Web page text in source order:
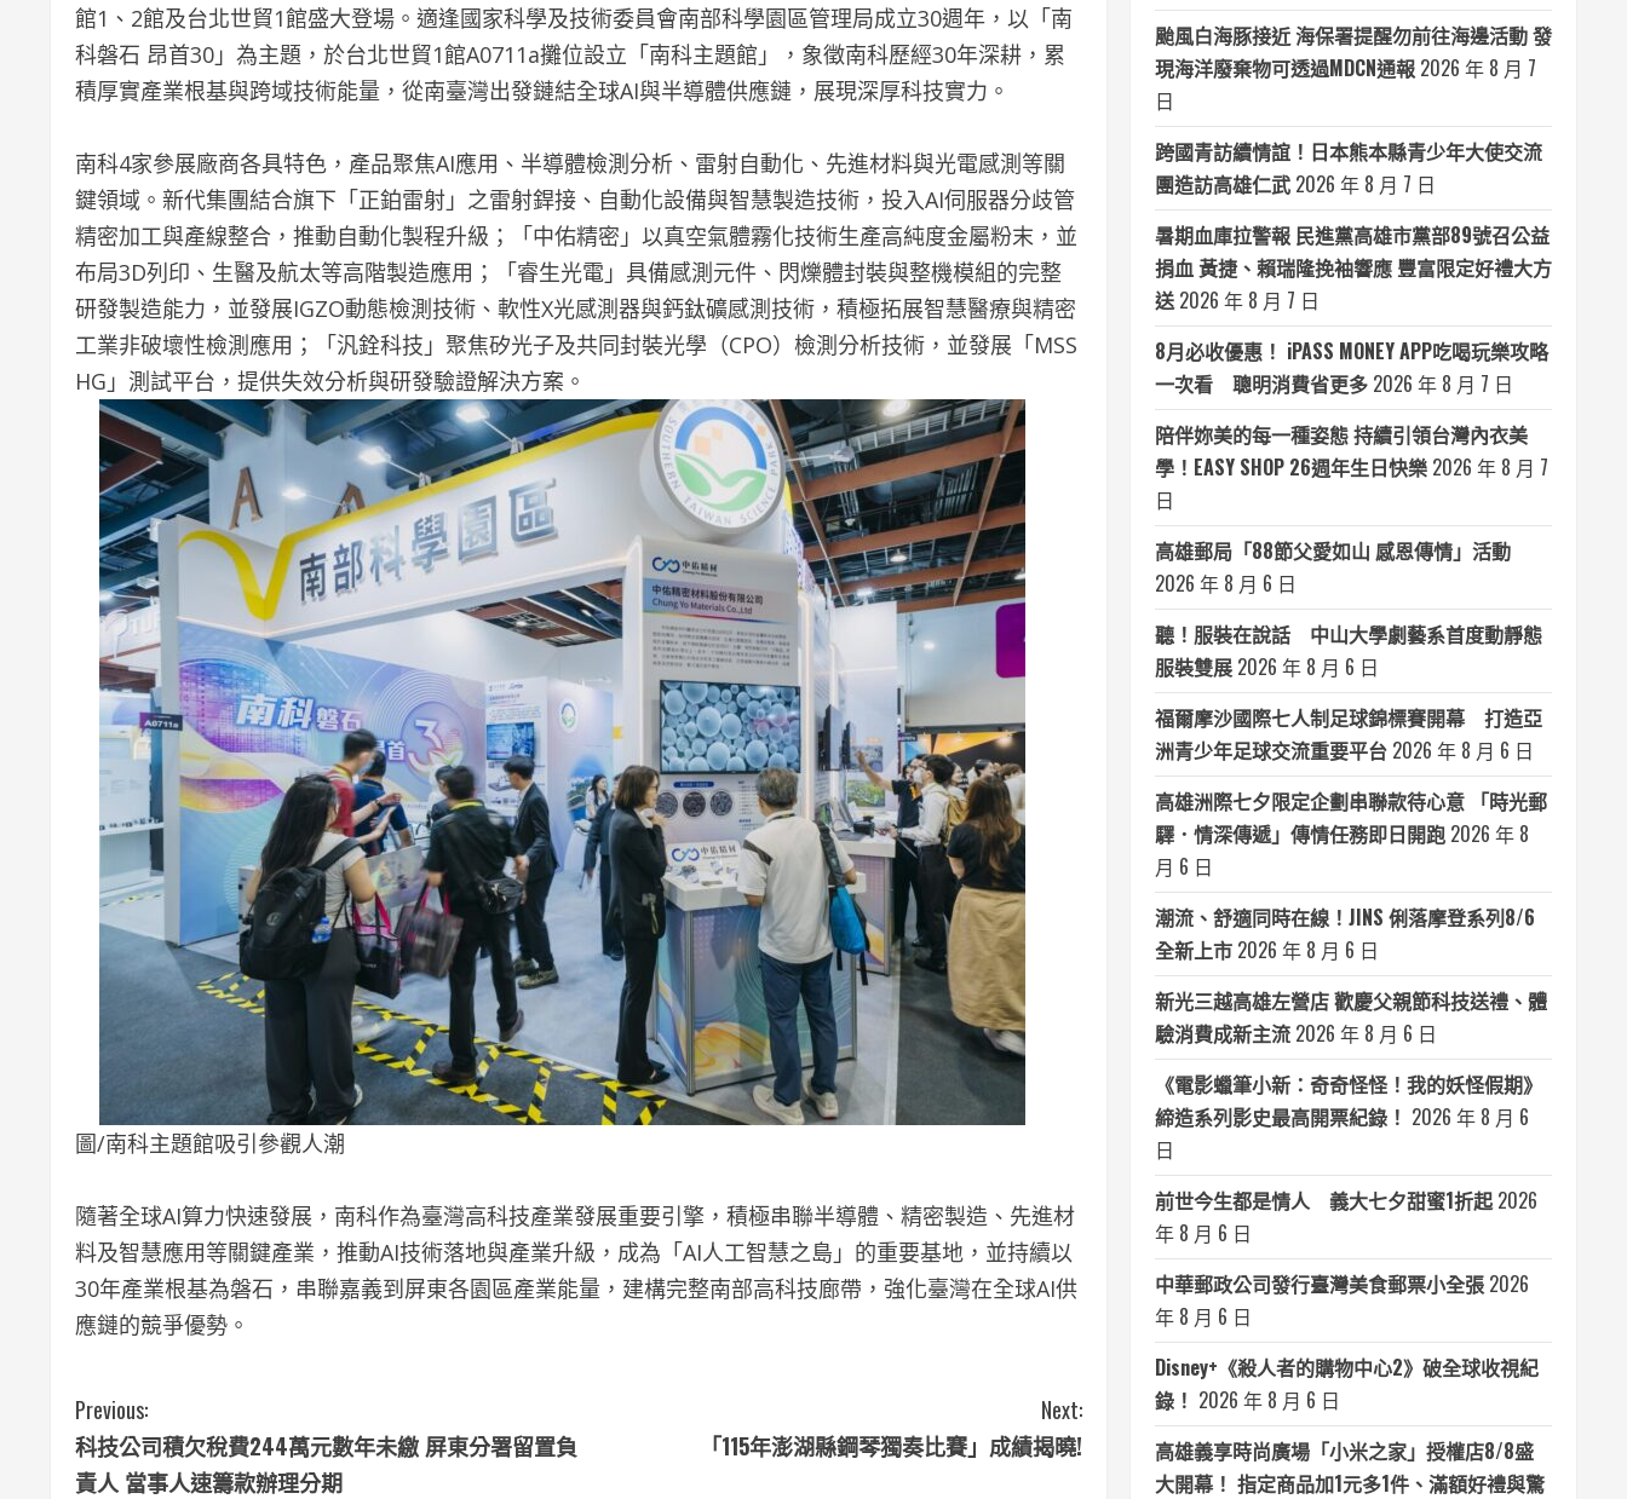
館1、2館及台北世貿1館盛大登場。適逢國家科學及技術委員會南部科學園區管理局成立30週年，以「南
科磐石 昂首30」為主題，於台北世貿1館A0711a攤位設立「南科主題館」，象徵南科歷經30年深耕，累
積厚實產業根基與跨域技術能量，從南臺灣出發鏈結全球AI與半導體供應鏈，展現深厚科技實力。
南科4家參展廠商各具特色，產品聚焦AI應用、半導體檢測分析、雷射自動化、先進材料與光電感測等關
鍵領域。新代集團結合旗下「正鉑雷射」之雷射銲接、自動化設備與智慧製造技術，投入AI伺服器分歧管
精密加工與產線整合，推動自動化製程升級；「中佑精密」以真空氣體霧化技術生產高純度金屬粉末，並
布局3D列印、生醫及航太等高階製造應用；「睿生光電」具備感測元件、閃爍體封裝與整機模組的完整
研發製造能力，並發展IGZO動態檢測技術、軟性X光感測器與鈣鈦礦感測技術，積極拓展智慧醫療與精密
工業非破壞性檢測應用；「汎銓科技」聚焦矽光子及共同封裝光學（CPO）檢測分析技術，並發展「MSS
HG」測試平台，提供失效分析與研發驗證解決方案。
圖/南科主題館吸引參觀人潮
隨著全球AI算力快速發展，南科作為臺灣高科技產業發展重要引擎，積極串聯半導體、精密製造、先進材
料及智慧應用等關鍵產業，推動AI技術落地與產業升級，成為「AI人工智慧之島」的重要基地，並持續以
30年產業根基為磐石，串聯嘉義到屏東各園區產業能量，建構完整南部高科技廊帶，強化臺灣在全球AI供
應鏈的競爭優勢。
C
o
Previous:
科技公司積欠稅費244萬元數年未繳 屏東分署留置負
責人 當事人速籌款辦理分期
Next:
「115年澎湖縣鋼琴獨奏比賽」成績揭曉!
颱風白海豚接近 海保署提醒勿前往海邊活動 發
現海洋廢棄物可透過MDCN通報 2026 年 8 月 7
日
跨國青訪續情誼！日本熊本縣青少年大使交流
團造訪高雄仁武 2026 年 8 月 7 日
暑期血庫拉警報 民進黨高雄市黨部89號召公益
捐血 黃捷、賴瑞隆挽袖響應 豐富限定好禮大方
送 2026 年 8 月 7 日
8月必收優惠！ iPASS MONEY APP吃喝玩樂攻略
一次看 聰明消費省更多 2026 年 8 月 7 日
陪伴妳美的每一種姿態 持續引領台灣內衣美
學！EASY SHOP 26週年生日快樂 2026 年 8 月 7
日
高雄郵局「88節父愛如山 感恩傳情」活動
2026 年 8 月 6 日
聽！服裝在說話 中山大學劇藝系首度動靜態
服裝雙展 2026 年 8 月 6 日
福爾摩沙國際七人制足球錦標賽開幕 打造亞
洲青少年足球交流重要平台 2026 年 8 月 6 日
高雄洲際七夕限定企劃串聯款待心意 「時光郵
驛．情深傳遞」傳情任務即日開跑 2026 年 8
月 6 日
潮流、舒適同時在線！JINS 俐落摩登系列8/6
全新上市 2026 年 8 月 6 日
新光三越高雄左營店 歡慶父親節科技送禮、體
驗消費成新主流 2026 年 8 月 6 日
《電影蠟筆小新：奇奇怪怪！我的妖怪假期》
締造系列影史最高開票紀錄！ 2026 年 8 月 6
日
前世今生都是情人 義大七夕甜蜜1折起 2026
年 8 月 6 日
中華郵政公司發行臺灣美食郵票小全張 2026
年 8 月 6 日
Disney+《殺人者的購物中心2》破全球收視紀
錄！ 2026 年 8 月 6 日
高雄義享時尚廣場「小米之家」授權店8/8盛
大開幕！ 指定商品加1元多1件、滿額好禮與驚